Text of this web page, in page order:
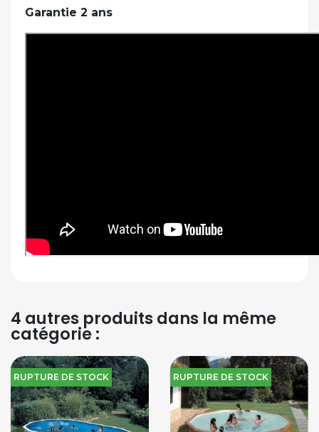
Garantie 2 ans
4 autres produits dans la même
catégorie :
RUPTURE DE STOCK RUPTURE DE STOCK